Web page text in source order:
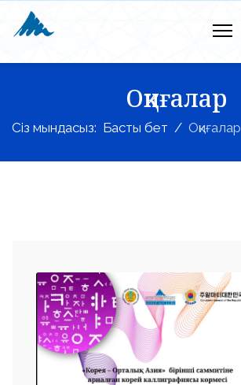
Оқиғалар
Сіз мындасыз: Басты бет Оқиғалар